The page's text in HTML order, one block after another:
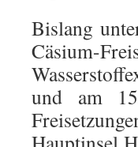
Bislang
Cäsium-
und am